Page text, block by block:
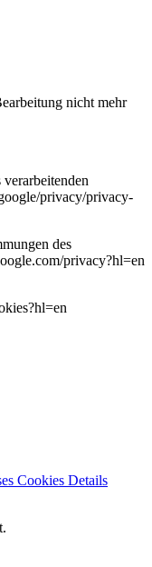
nicht mehr
privacy/privacy-
des
privacy?hl=en
Cookies Details